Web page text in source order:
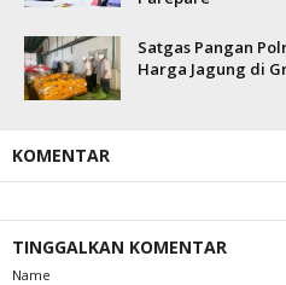
Satgas Pangan
Harga Jagung di
KOMENTAR
TINGGALKAN KOMENTAR
Name